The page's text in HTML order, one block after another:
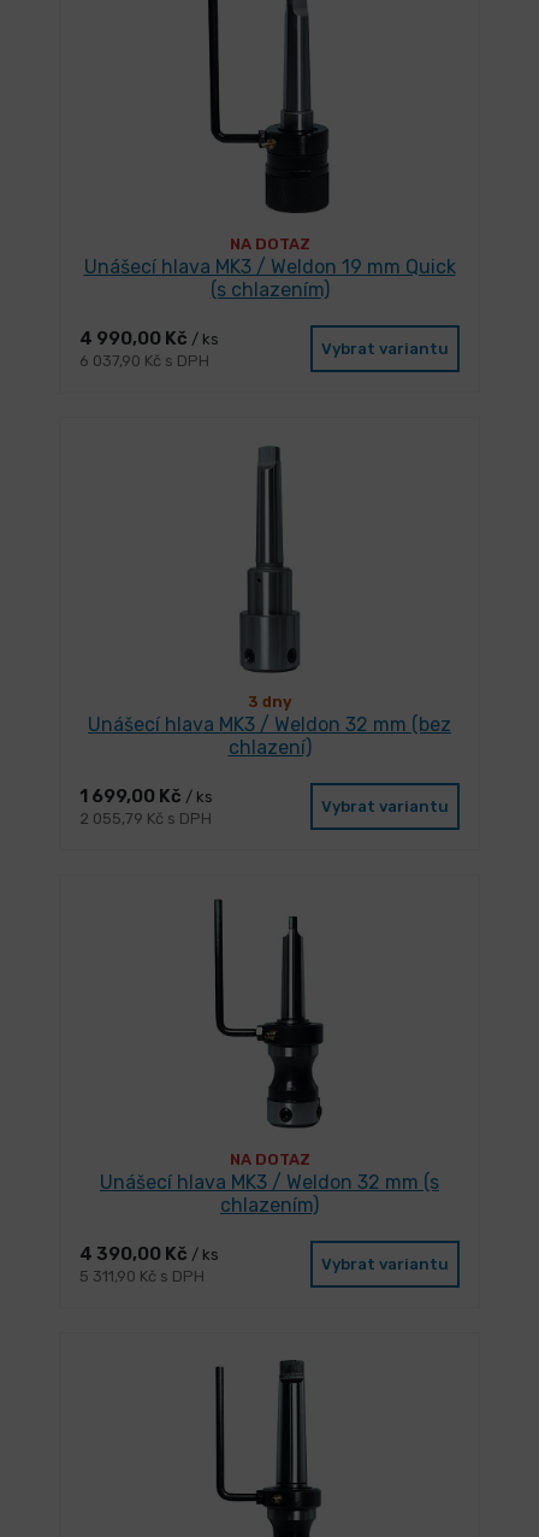
NA DOTAZ
Unášecí hlava MK3 / Weldon 19 mm Quick
(s chlazením)
4 990,00 Kč / ks
6 037,90 Kč s DPH
Vybrat variantu
3 dny
Unášecí hlava MK3 / Weldon 32 mm (bez
chlazení)
1 699,00 Kč / ks
2 055,79 Kč s DPH
Vybrat variantu
NA DOTAZ
Unášecí hlava MK3 / Weldon 32 mm (s
chlazením)
4 390,00 Kč / ks
5 311,90 Kč s DPH
Vybrat variantu